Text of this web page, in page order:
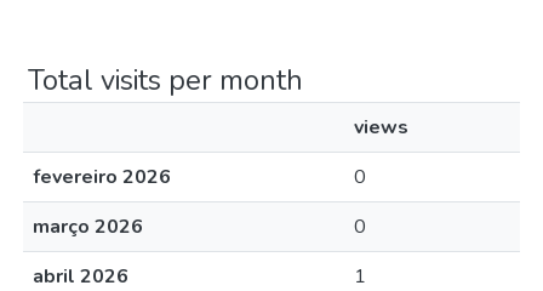
Total visits per month
views
fevereiro 2026
0
março 2026
0
abril 2026
1